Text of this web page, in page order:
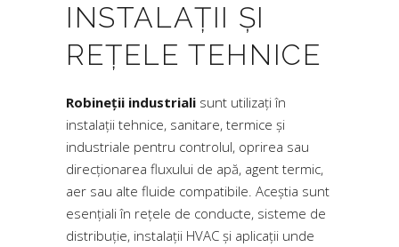
INSTALAȚII ȘI
REȚELE TEHNICE
Robineții industriali sunt utilizați în
instalații tehnice, sanitare, termice și
industriale pentru controlul, oprirea sau
direcționarea fluxului de apă, agent termic,
aer sau alte fluide compatibile. Aceștia sunt
esențiali în rețele de conducte, sisteme de
distribuție, instalații HVAC și aplicații unde